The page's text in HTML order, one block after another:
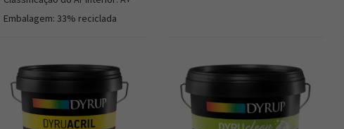
Embalagem: 33% reciclada